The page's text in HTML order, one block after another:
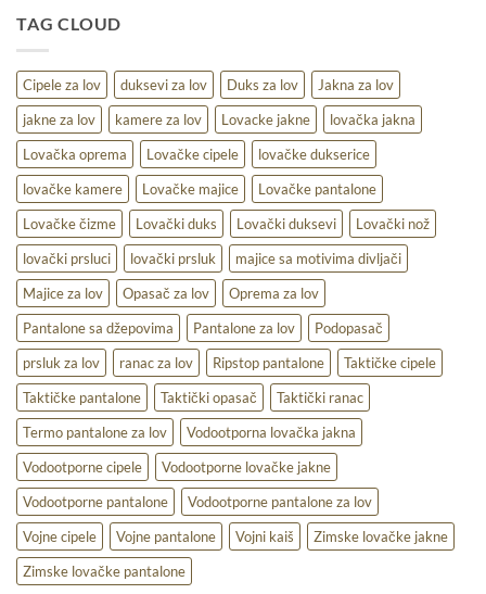
na
terenu
TAG CLOUD
Cipele za lov duksevi za lov Duks za lov
Jakna za lov
jakne za lov
kamere za lov Lovacke jakne
lovačka jakna
Lovačka oprema
Lovačke cipele
lovačke dukserice
lovačke kamere
Lovačke majice
Lovačke pantalone
Lovačke čizme
Lovački duks Lovački duksevi
Lovački nož
lovački prsluci
lovački prsluk
majice sa motivima divljači
Majice za lov
Opasač za lov
Oprema za lov
Pantalone sa džepovima
Pantalone za lov
Podopasač
prsluk za lov
ranac za lov Ripstop pantalone
Taktičke cipele
Taktičke pantalone
Taktički opasač
Taktički ranac
Termo pantalone za lov
Vodootporna lovačka jakna
Vodootporne cipele
Vodootporne lovačke jakne
Vodootporne pantalone
Vodootporne pantalone za lov
Vojne cipele
Vojne pantalone Vojni kaiš
Zimske lovačke jakne
Zimske lovačke pantalone